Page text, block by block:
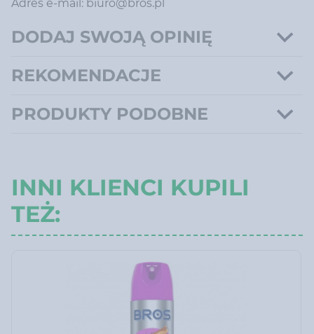
Adres e-mail: biuro@bros.pl
DODAJ SWOJĄ OPINIĘ
REKOMENDACJE
PRODUKTY PODOBNE
INNI KLIENCI KUPILI
TEŻ: